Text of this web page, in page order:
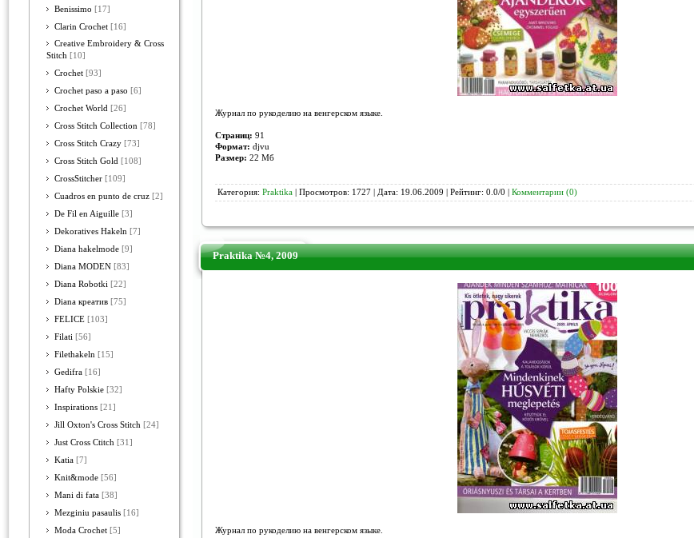
Benissimo [17]
Clarin Crochet [16]
Creative Embroidery & Cross
Stitch [10]
Crochet [93]
Crochet paso a paso [6]
Crochet World [26]
Cross Stitch Collection [78]
Cross Stitch Crazy [73]
Cross Stitch Gold [108]
CrossStitcher [109]
Cuadros en punto de cruz [2]
De Fil en Aiguille [3]
Dekoratives Hakeln [7]
Diana hakelmode [9]
Diana MODEN [83]
Diana Robotki [22]
Diana креатив [75]
FELICE [103]
Filati [56]
Filethakeln [15]
Gedifra [16]
Hafty Polskie [32]
Inspirations [21]
Jill Oxton's Cross Stitch [24]
Just Cross Ctitch [31]
Katia [7]
Knit&mode [56]
Mani di fata [38]
Mezginiu pasaulis [16]
Moda Crochet [5]
Журнал по рукоделию на венгерском языке.
Страниц: 91
Формат: djvu
Размер: 22 Mб
Категория: Praktika | Просмотров: 1727 | Дата: 19.06.2009 | Рейтинг: 0.0/0 | Комментарии (0)
Praktika №4, 2009
Журнал по рукоделию на венгерском языке.